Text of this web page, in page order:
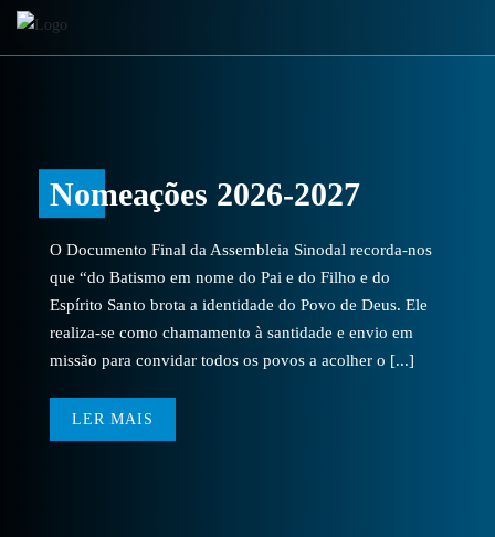
Nomeações 2026-2027
O Documento Final da Assembleia Sinodal recorda-nos
que “do Batismo em nome do Pai e do Filho e do
Espírito Santo brota a identidade do Povo de Deus. Ele
realiza-se como chamamento à santidade e envio em
missão para convidar todos os povos a acolher o [...]
LER MAIS